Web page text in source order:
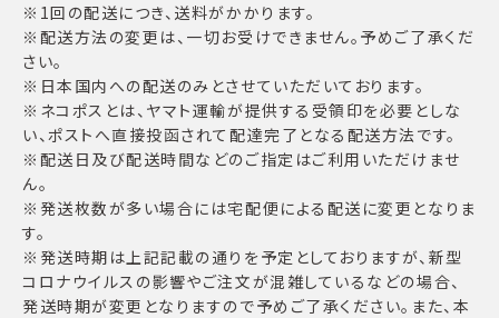
※1回の配送につき、送料がかかります。
※配送方法の変更は、一切お受けできません。予めご了承くだ
さい。
※日本国内への配送のみとさせていただいております。
※ネコポスとは、ヤマト運輸が提供する受領印を必要としな
い、ポストへ直接投函されて配達完了となる配送方法です。
※配送日及び配送時間などのご指定はご利用いただけませ
ん。
※発送枚数が多い場合には宅配便による配送に変更となりま
す。
※発送時期は上記記載の通りを予定としておりますが、新型
コロナウイルスの影響やご注文が混雑しているなどの場合、
発送時期が変更となりますので予めご了承ください。また、本